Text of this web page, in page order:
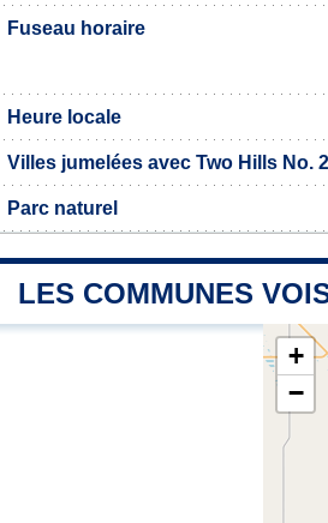
Fuseau horaire
Heure locale
Villes jumelées avec Two Hills No.
Parc naturel
LES COMMUNES
+
−